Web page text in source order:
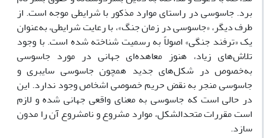
برد. جاسوسی در راستای موارد مذکور با شرایطی موجه است. از
طرف دیگر، «جاسوسی در زمان جنگ»، با رعایت شرایطی، به‌عنوان
یک «ترفند جنگی» اصولاً به رسمیت شناخته شده است. با وجود
تلاش‌های زیاد، هنوز معاهده‌ای جهانی در مورد جاسوسی
به‌خصوص در شکل‌های جدید همچون جاسوسی سایبری و
جاسوسی منجر به نقض حریم خصوصی اشخاص وجود ندارد. این
در حالی است که جاسوسی به معنای واقعی جهانی شده و لازم
است مقررات متحدالشکل، موارد مشروع و نامشروع آن را مدون
سازد.